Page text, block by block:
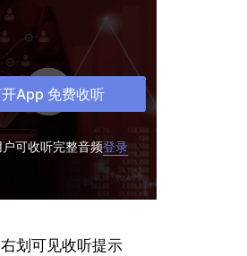
可收听完整音频登录
App 免费收听
划可见收听提示